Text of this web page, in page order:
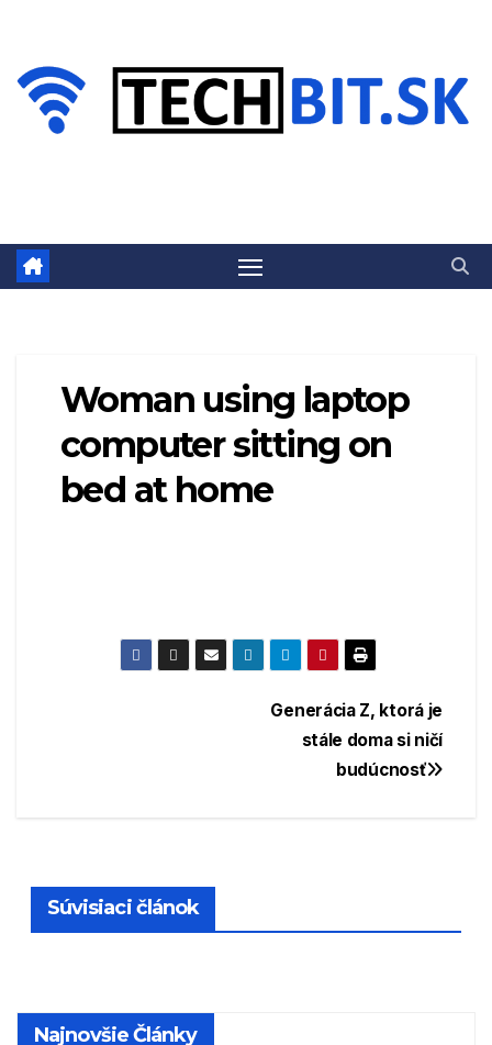
obsah
Woman using laptop
computer sitting on
bed at home
Generácia Z, ktorá je
stále doma si ničí
budúcnosť
Súvisiaci článok
Najnovšie Články